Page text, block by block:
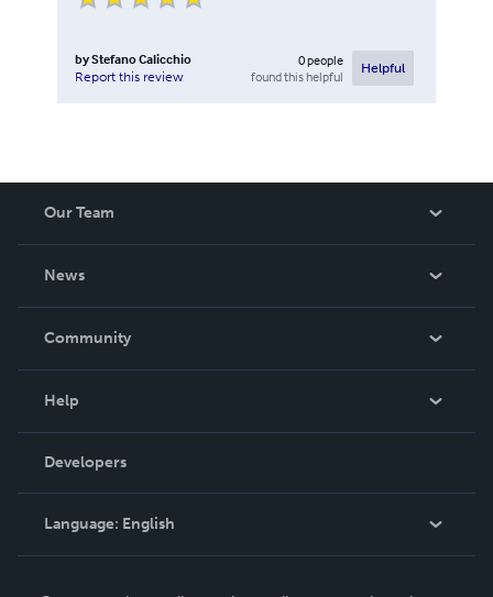
byStefano Calicchio
Report this review
0people
found this helpful
Helpful
Our Team
News
In The News
Community
Podcast
Help
Order Lookup
Knowledge Base
Contact Support
Developers
Language: English